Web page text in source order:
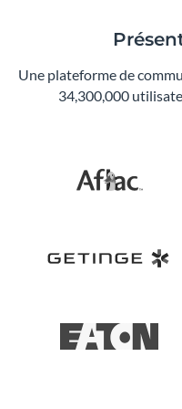
Une plateforme de
34,300,000